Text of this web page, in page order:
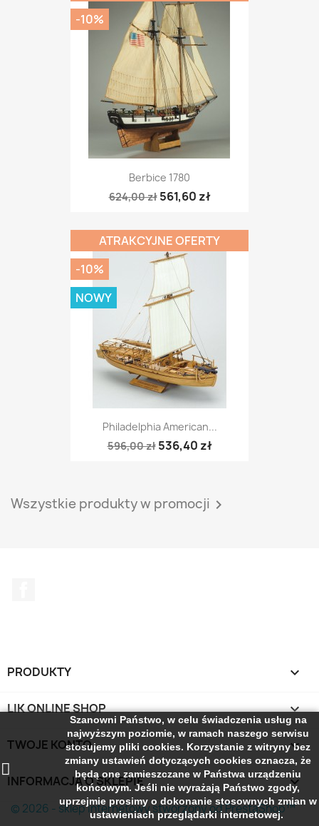
Berbice 1780
624,00 zł 561,60 zł
-10%
Philadelphia American...
596,00 zł 536,40 zł
ATRAKCYJNE OFERTY
-10%
NOWY
Wszystkie produkty w promocji 
PRODUKTY 
LIK ONLINE SHOP 
TWOJE KONTO 
INFORMACJA O SKLEPIE keyboard_arrow_down
Szanowni Państwo, w celu świadczenia usług na
najwyższym poziomie, w ramach naszego serwisu
stosujemy pliki cookies. Korzystanie z witryny bez
zmiany ustawień dotyczących cookies oznacza, że
będą one zamieszczane w Państwa urządzeniu
końcowym. Jeśli nie wyrażają Państwo zgody,
uprzejmie prosimy o dokonanie stosownych zmian w
ustawieniach przeglądarki internetowej.
© 2026 - sklep internetowy stworzony od PrestaShop™